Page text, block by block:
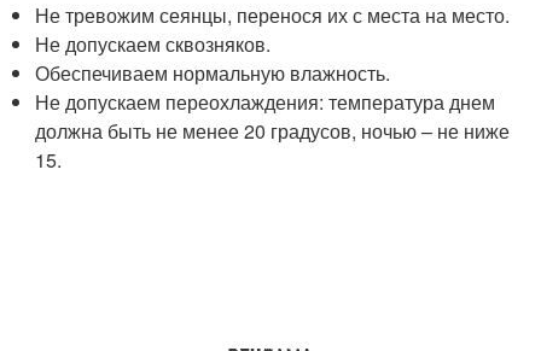
Не тревожим сеянцы, перенося их с места на место.
Не допускаем сквозняков.
Обеспечиваем нормальную влажность.
Не допускаем переохлаждения: температура днем
должна быть не менее 20 градусов, ночью – не ниже
15.